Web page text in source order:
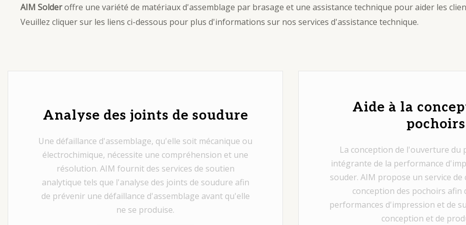
AIM Solderoffre une variété de matériaux d'assemblage par brasage et une assistance technique pour aider les
Veuillez cliquer sur les liens ci-dessous pour plus d'informations sur nos services d'assistance technique.
Analyse des joints de soudure
Une défaillance d'assemblage, qu'elle soit mécanique ou
électrochimique, nécessite une compréhension et une
résolution. AIM fournit des services de soutien
analytique tels que l'analyse des joints de soudure afin
de prévenir une défaillance d'assemblage avant qu'elle
ne se produise.
Aide à la
pochoirs
La conception de l'ouverture du
intégrante de la performance
souder. AIM propose un service
conception des pochoirs afin
performances d'impression et de
conception et de